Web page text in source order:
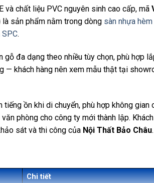
và chất liệu PVC nguyên sinh cao cấp, mã
sản phẩm nằm trong dòng sàn nhựa
SPC.
gỗ đa dạng theo nhiều tùy chọn, phù hợp
— khách hàng nên xem mẫu thật tại
ồn khi di chuyển, phù hợp không gian
phòng cho công ty mới thành lập.
sát và thi công của Nội Thất Bảo Châu.
Chi tiết